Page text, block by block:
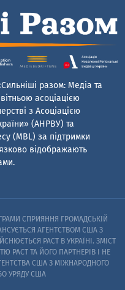
разом: Медіа та
асоціацією
з Асоціацією
(АНРВУ) та
(MBL) за підтримки
відображають
СПРИЯННЯ ГРОМАДСЬКІЙ
АГЕНТСТВОМ США З
PACT В УКРАЇНІ. ЗМІСТ
PACT ТА ЙОГО ПАРТНЕРІВ I НЕ
США З МІЖНАРОДНОГО
УРЯДУ США